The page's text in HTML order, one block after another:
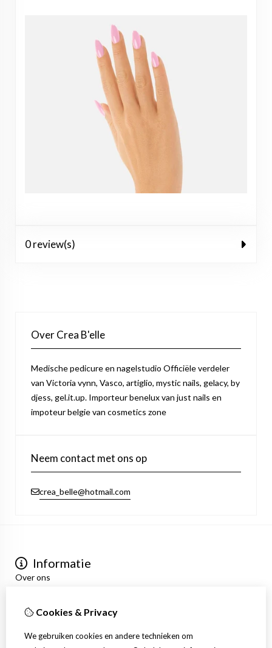
0 review(s)
Over Crea B'elle
Medische pedicure en nagelstudio Officiële verdeler
van Victoria vynn, Vasco, artiglio, mystic nails, gelacy, by
djess, gel.it.up. Importeur benelux van just nails en
impoteur belgie van cosmetics zone
Neem contact met ons op
crea_belle@hotmail.com
Informatie
Over ons
Algemene voorwaarden
Mijn account
Inloggen
Cookies & Privacy
We gebruiken cookies en andere technieken om